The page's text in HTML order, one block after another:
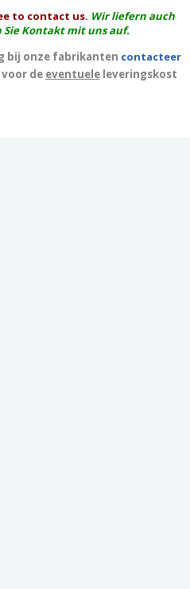
to contact us. Wir liefern auch
Sie Kontakt mit uns auf.
bij onze fabrikanten contacteer
de eventueleleveringskost